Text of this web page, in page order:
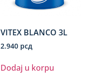
VITEX BLANCO 3L
2.940 рсд
Dodaj u korpu